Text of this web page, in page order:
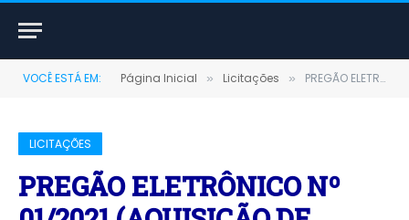
VOCÊ ESTÁ EM: Página Inicial » Licitações » PREGÃO ELETRÔNICO Nº 01/2021 (AQUISIÇÃO DE COMBUSTÍVEL E GÁS PARA ATENDER AS NECESSIDADES DA PMTS E DEMAIS FUNDOS MUNICIPAIS)
LICITAÇÕES
PREGÃO ELETRÔNICO Nº